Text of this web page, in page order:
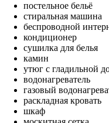
постельное бельё
стиральная машина
беспроводной
кондиционер
сушилка для белья
камин
утюг с гладильной
водонагреватель
газовый
раскладная кровать
шкаф